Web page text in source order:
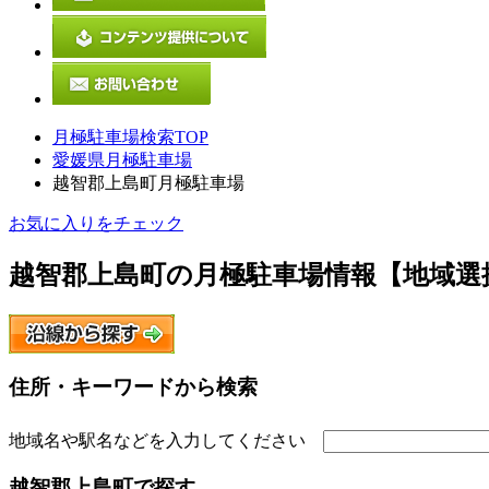
月極駐車場検索TOP
愛媛県月極駐車場
越智郡上島町月極駐車場
お気に入りをチェック
越智郡上島町の月極駐車場情報【地域選
住所・キーワードから検索
地域名や駅名などを入力してください